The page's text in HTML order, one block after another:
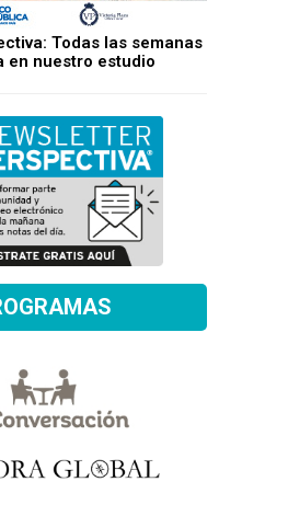
Todas las semanas
en nuestro estudio